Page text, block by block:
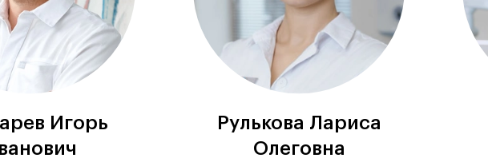
Игорь
Рулькова Лариса
Олеговна